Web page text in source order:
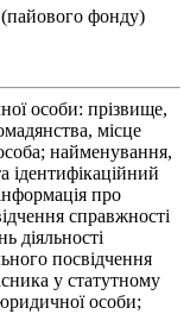
(пайового фонду)
особи: прізвище,
місце
найменування,
ідентифікаційний
про
справжності
діяльності
посвідчення
у статутному
особи;